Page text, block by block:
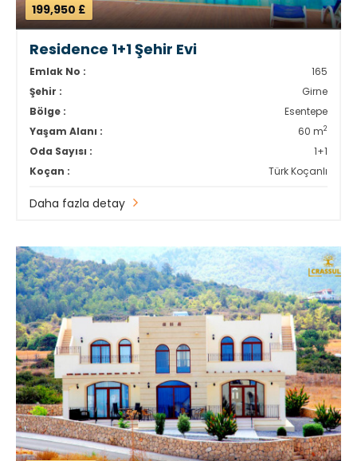
199,950 £
Residence 1+1 Şehir Evi
Emlak No :
165
Şehir :
Girne
Bölge :
Esentepe
Yaşam Alanı :
60 m2
Oda Sayısı :
1+1
Koçan :
Türk Koçanlı
Daha fazla detay